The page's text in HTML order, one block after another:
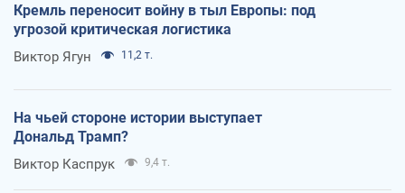
Кремль переносит войну в тыл Европы: под
угрозой критическая логистика
Виктор Ягун 11,2 т.
На чьей стороне истории выступает
Дональд Трамп?
Виктор Каспрук 9,4 т.